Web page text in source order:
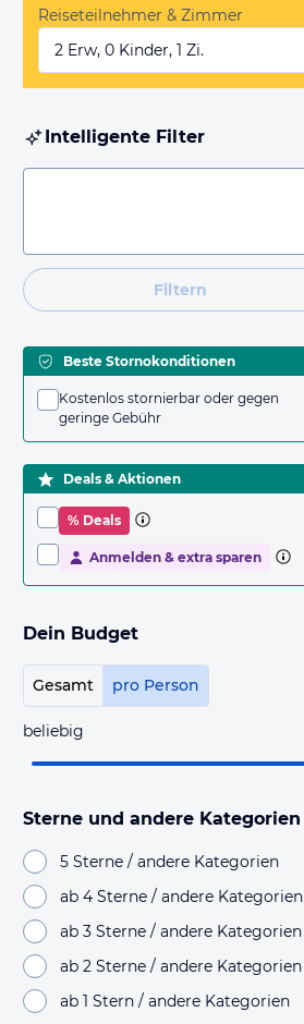
Reiseteilnehmer & Zimmer
2 Erw, 0 Kinder, 1 Zi.
Intelligente Filter
Filtern
Beste Stornokonditionen
Kostenlos stornierbar oder gegen
geringe Gebühr
Deals & Aktionen
% Deals
Anmelden & extra sparen
Dein Budget
Gesamt pro Person
beliebig
Sterne und andere Kategorien
5 Sterne / andere Kategorien
ab 4 Sterne / andere Kategorien
ab 3 Sterne / andere Kategorien
ab 2 Sterne / andere Kategorien
ab 1 Stern / andere Kategorien